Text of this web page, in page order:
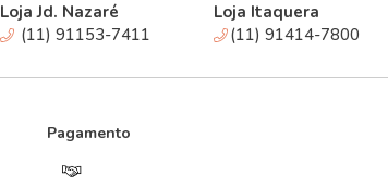
Loja Jd. Nazaré
(11) 91153-7411
Loja Itaquera
(11) 91414-7800
Pagamento